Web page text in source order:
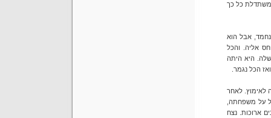
משתדלת כל כך
אבל הוא
אליה. והכל
היא היתה
לאימוץ. לאחר
על משפחתה,
ארוכות. נצח